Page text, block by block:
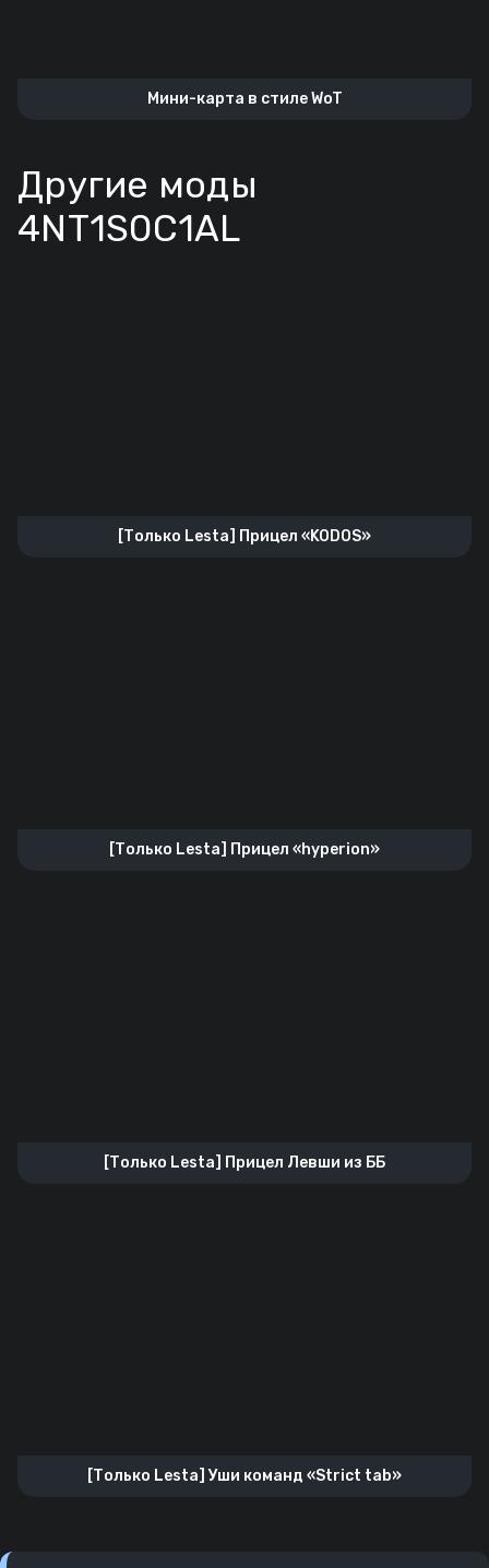
Мини-карта в стиле WoT
Другие моды
4NT1S0C1AL
[Только Lesta] Прицел «KODOS»
[Только Lesta] Прицел «hyperion»
[Только Lesta] Прицел Левши из ББ
[Только Lesta] Уши команд «Strict tab»